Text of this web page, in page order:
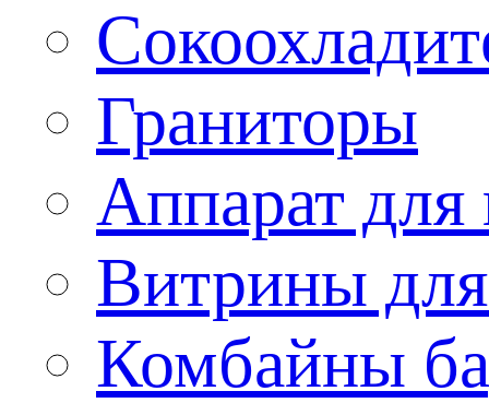
Граниторы
Аппарат для
Витрины
Комбайны